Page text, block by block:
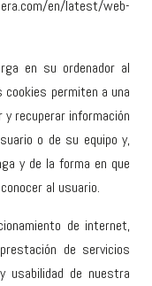
en/latest/web-
en su ordenador al
cookies permiten a una
recuperar información
o de su equipo y,
y de la forma en que
al usuario.
de internet,
de servicios
usabilidad de nuestra